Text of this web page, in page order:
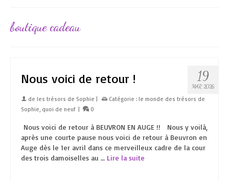
boutique cadeau
19
MAR 2026
Nous voici de retour !
de les trésors de Sophie Catégorie : le monde des trésors de
Sophie, quoi de neuf 0
Nous voici de retour à BEUVRON EN AUGE !! Nous y voilà,
après une courte pause nous voici de retour à Beuvron en
Auge dès le 1er avril dans ce merveilleux cadre de la cour
des trois damoiselles au … Lire la suite